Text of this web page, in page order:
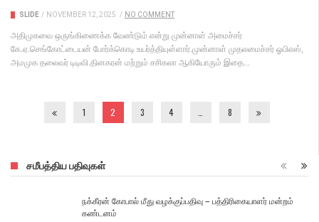
SLIDE / NOVEMBER 12, 2025 / NO COMMENT
அதிமுகவை ஒருங்கிணைக்க வேண்டும் என்று முன்னாள் அமைச்சர்
கே.ஏ.செங்கோட்டையன் போர்க்கொடி உயர்த்தியுள்ளார்.முன்னாள் முதலமைச்சர் ஓபிஎஸ்,
அமமுக தலைவர் டிடிவி.தினகரன் மற்றும் சசிகலா ஆகியோரும் இதை...
1 2 3 4 8
சமீபத்திய பதிவுகள்
நக்கீரன் கோபால் மீது வழக்குப்பதிவு – பத்திரிகையாளர் மன்றம்
கண்டனம்